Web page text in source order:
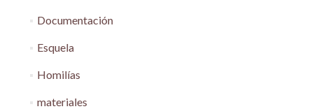
Documentación
Esquela
Homilías
materiales